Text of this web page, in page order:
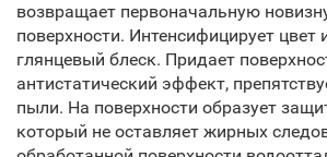
возвращает первоначальную
поверхности. Интенсифицирует цвет
глянцевый блеск. Придает
антистатический эффект,
пыли. На поверхности образует
который не оставляет жирных